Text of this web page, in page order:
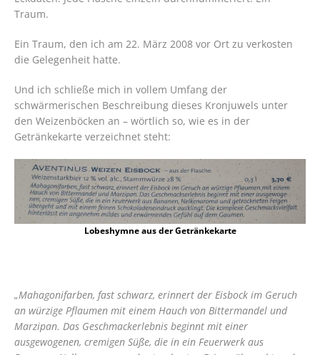
Traum.
Ein Traum, den ich am 22. März 2008 vor Ort zu verkosten
die Gelegenheit hatte.
Und ich schließe mich in vollem Umfang der
schwärmerischen Beschreibung dieses Kronjuwels unter
den Weizenböcken an – wörtlich so, wie es in der
Getränkekarte verzeichnet steht:
Lobeshymne aus der Getränkekarte
„Mahagonifarben, fast schwarz, erinnert der Eisbock im Geruch
an würzige Pflaumen mit einem Hauch von Bittermandel und
Marzipan. Das Geschmackerlebnis beginnt mit einer
ausgewogenen, cremigen Süße, die in ein Feuerwerk aus